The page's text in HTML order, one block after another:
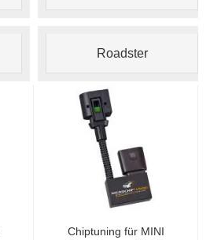
Roadster
Chiptuning für MINI